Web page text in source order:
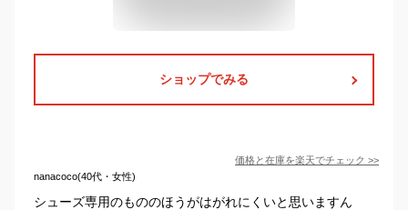
ショップでみる
価格と在庫を楽天でチェック >>
nanacoco(40代・女性)
シューズ専用のもののほうがはがれにくいと思いますん